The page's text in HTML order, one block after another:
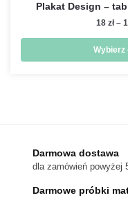
Plakat Design –
18 zł –
Wybierz
Darmowa dostawa
dla zamówień powyżej
Darmowe próbki